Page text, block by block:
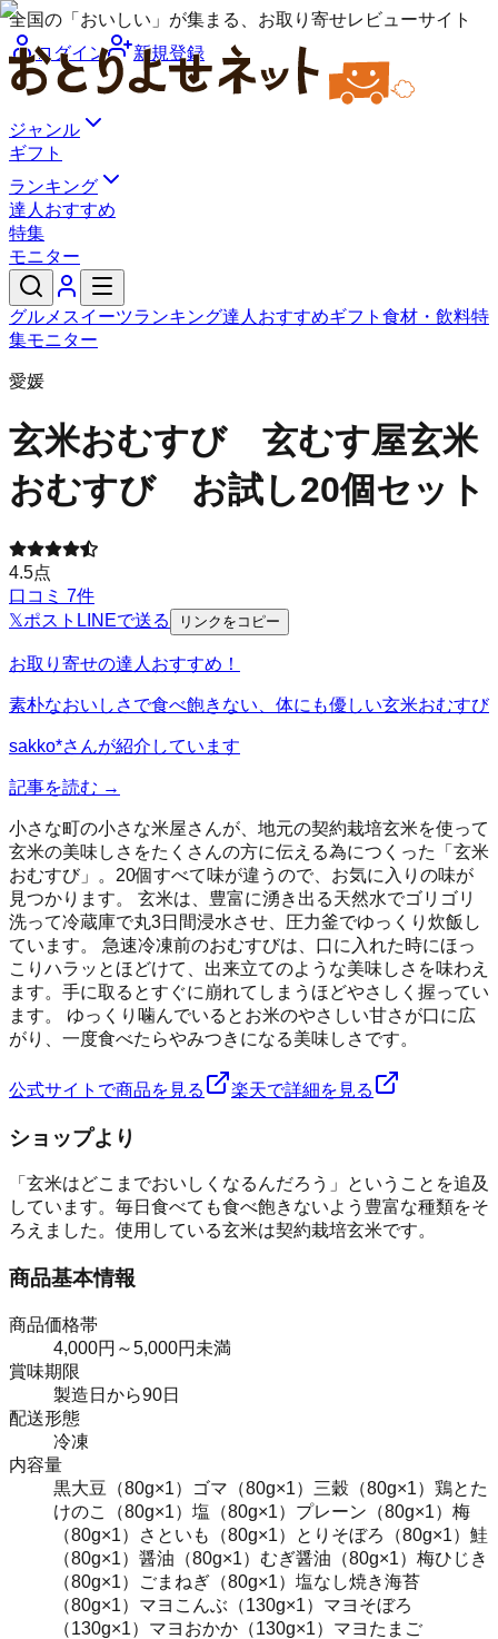
全国の「おいしい」が集まる、お取り寄せレビューサイト
ログイン
新規登録
ジャンル
ギフト
ランキング
達人おすすめ
特集
モニター
グルメ スイーツランキング達人おすすめギフト 食材・飲料特
集モニター
愛媛
玄米おむすび 玄むす屋玄米
おむすび お試し20個セット
4.5点
口コミ 7件
𝕏ポスト LINEで送る リンクをコピー
お取り寄せの達人おすすめ！
素朴なおいしさで食べ飽きない、体にも優しい玄米おむすび
sakko*さんが紹介しています
記事を読む →
小さな町の小さな米屋さんが、地元の契約栽培玄米を使って
玄米の美味しさをたくさんの方に伝える為につくった「玄米
おむすび」。20個すべて味が違うので、お気に入りの味が
見つかります。 玄米は、豊富に湧き出る天然水でゴリゴリ
洗って冷蔵庫で丸3日間浸水させ、圧力釜でゆっくり炊飯し
ています。 急速冷凍前のおむすびは、口に入れた時にほっ
こりハラッとほどけて、出来立てのような美味しさを味わえ
ます。手に取るとすぐに崩れてしまうほどやさしく握ってい
ます。 ゆっくり噛んでいるとお米のやさしい甘さが口に広
がり、一度食べたらやみつきになる美味しさです。
公式サイトで商品を見る 楽天で詳細を見る
ショップより
「玄米はどこまでおいしくなるんだろう」ということを追及
しています。毎日食べても食べ飽きないよう豊富な種類をそ
ろえました。使用している玄米は契約栽培玄米です。
商品基本情報
商品価格帯
4,000円～5,000円未満
賞味期限
製造日から90日
配送形態
冷凍
内容量
黒大豆（80g×1）ゴマ（80g×1）三穀（80g×1）鶏とた
けのこ（80g×1）塩（80g×1）プレーン（80g×1）梅
（80g×1）さといも（80g×1）とりそぼろ（80g×1）鮭
（80g×1）醤油（80g×1）むぎ醤油（80g×1）梅ひじき
（80g×1）ごまねぎ（80g×1）塩なし焼き海苔
（80g×1）マヨこんぶ（130g×1）マヨそぼろ
（130g×1）マヨおかか（130g×1）マヨたまご